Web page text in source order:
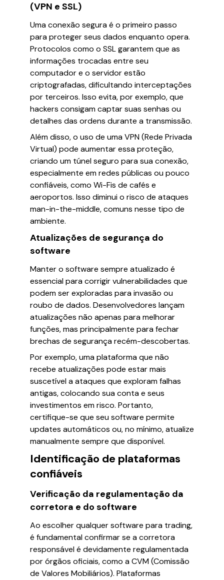
(VPN e SSL)
Uma conexão segura é o primeiro passo
para proteger seus dados enquanto opera.
Protocolos como o SSL garantem que as
informações trocadas entre seu
computador e o servidor estão
criptografadas, dificultando interceptações
por terceiros. Isso evita, por exemplo, que
hackers consigam captar suas senhas ou
detalhes das ordens durante a transmissão.
Além disso, o uso de uma VPN (Rede Privada
Virtual) pode aumentar essa proteção,
criando um túnel seguro para sua conexão,
especialmente em redes públicas ou pouco
confiáveis, como Wi-Fis de cafés e
aeroportos. Isso diminui o risco de ataques
man-in-the-middle, comuns nesse tipo de
ambiente.
Atualizações de segurança do
software
Manter o software sempre atualizado é
essencial para corrigir vulnerabilidades que
podem ser exploradas para invasão ou
roubo de dados. Desenvolvedores lançam
atualizações não apenas para melhorar
funções, mas principalmente para fechar
brechas de segurança recém-descobertas.
Por exemplo, uma plataforma que não
recebe atualizações pode estar mais
suscetível a ataques que exploram falhas
antigas, colocando sua conta e seus
investimentos em risco. Portanto,
certifique-se que seu software permite
updates automáticos ou, no mínimo, atualize
manualmente sempre que disponível.
Identificação de plataformas
confiáveis
Verificação da regulamentação da
corretora e do software
Ao escolher qualquer software para trading,
é fundamental confirmar se a corretora
responsável é devidamente regulamentada
por órgãos oficiais, como a CVM (Comissão
de Valores Mobiliários). Plataformas